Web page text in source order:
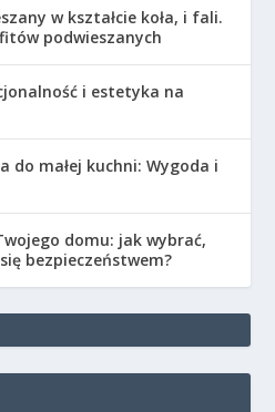
w kształcie koła, i fali.
podwieszanych
i estetyka na
do małej kuchni: Wygoda i
domu: jak wybrać,
bezpieczeństwem?